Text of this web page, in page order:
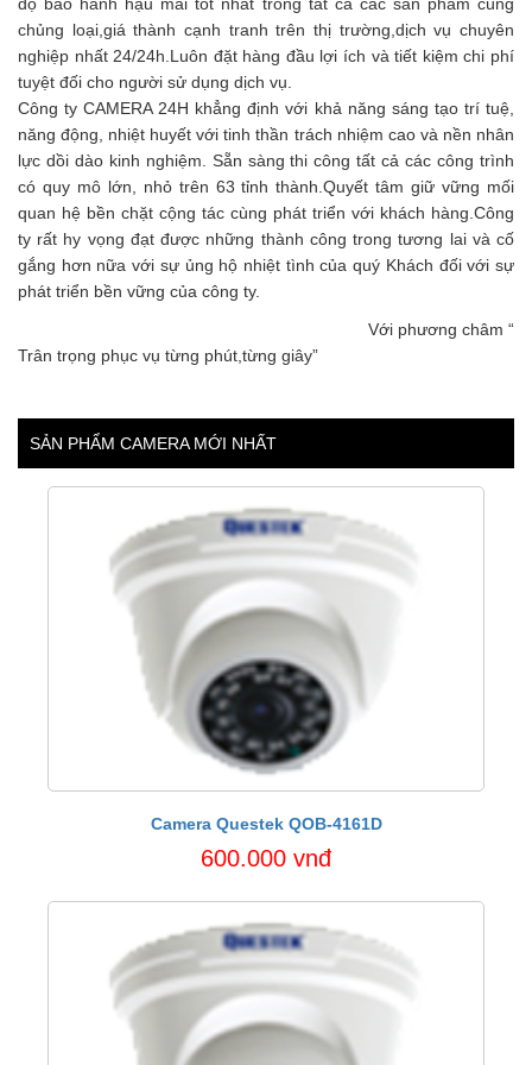
chủng loại,giá thành cạnh tranh trên thị trường,dịch vụ chuyên
nghiệp nhất 24/24h.Luôn đặt hàng đầu lợi ích và tiết kiệm chi phí
tuyệt đối cho người sử dụng dịch vụ.
Công ty CAMERA 24H khẳng định với khả năng sáng tạo trí tuệ,
năng động, nhiệt huyết với tinh thần trách nhiệm cao và nền nhân
lực dồi dào kinh nghiệm. Sẵn sàng thi công tất cả các công trình
có quy mô lớn, nhỏ trên 63 tỉnh thành.Quyết tâm giữ vững mối
quan hệ bền chặt cộng tác cùng phát triển với khách hàng.Công
ty rất hy vọng đạt được những thành công trong tương lai và cố
gắng hơn nữa với sự ủng hộ nhiệt tình của quý Khách đối với sự
phát triển bền vững của công ty.
Với phương châm “
Trân trọng phục vụ từng phút,từng giây”
SẢN PHẨM CAMERA MỚI NHẤT
Camera Questek QOB-4161D
600.000 vnđ